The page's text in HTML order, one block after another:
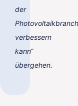
der
verbessern
kann“
übergehen.